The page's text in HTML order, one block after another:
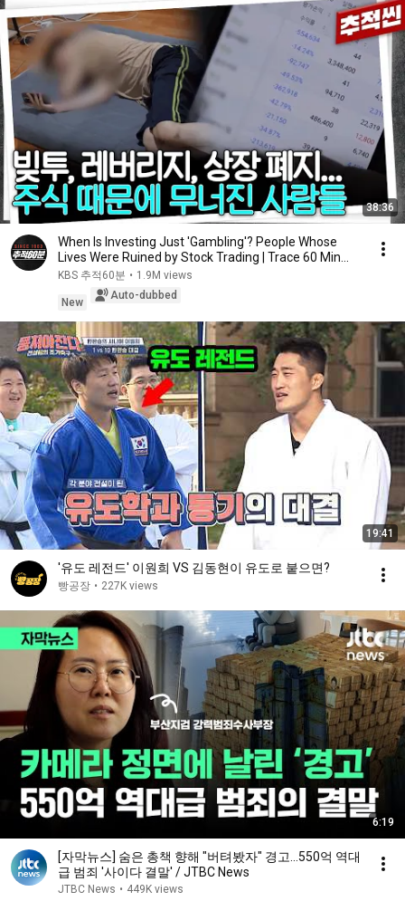
38:36
When Is Investing Just 'Gambling'? People Whose
Lives Were Ruined by Stock Trading | Trace 60 Min...
KBS 추적60분 • 1.9M views
New
Auto-dubbed
19:41
'유도 레전드' 이원희 VS 김동현이 유도로 붙으면?
빵공장 • 227K views
6:19
[자막뉴스] 숨은 총책 향해 "버텨봤자" 경고…550억 역대
급 범죄 '사이다 결말' / JTBC News
JTBC News • 449K views